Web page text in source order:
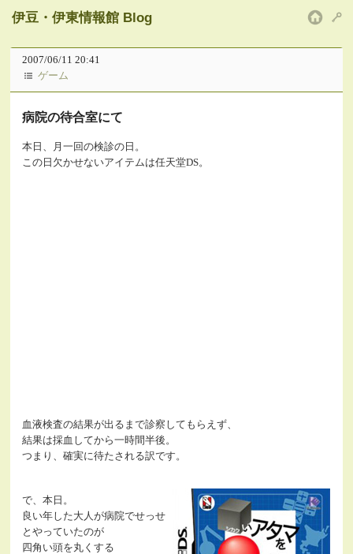
伊豆・伊東情報館 Blog
2007/06/11 20:41
ゲーム
病院の待合室にて
本日、月一回の検診の日。
この日欠かせないアイテムは任天堂DS。
血液検査の結果が出るまで診察してもらえず、
結果は採血してから一時間半後。
つまり、確実に待たされる訳です。
で、本日。
良い年した大人が病院でせっせ
とやっていたのが
四角い頭を丸くする